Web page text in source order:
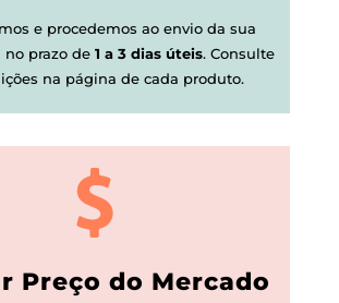
e procedemos ao envio da sua
no prazo de1 a 3 dias úteis.Consulte
na página de cada produto.
Preço do Mercado